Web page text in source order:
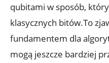
qubitami w sposób,
klasycznych bitów.To
fundamentem dla
mogą jeszcze bardziej